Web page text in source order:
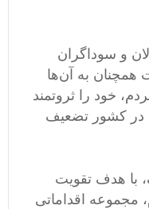
و سوداگران
همچنان به آن‌ها
خود را ثروتمند
در کشور تضعیف
با هدف تقویت
مجموعه اقداماتی